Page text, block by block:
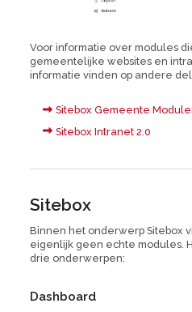
Voor informatie over modules
gemeentelijke websites en
informatie vinden op andere
Sitebox Gemeente
Sitebox Intranet 2.0
Sitebox
Binnen het onderwerp Sitebox
eigenlijk geen echte modules.
drie onderwerpen:
Dashboard